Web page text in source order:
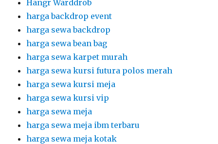
harga sewa misty cool
harga sewa misty fan
harga sewa panggung
harga sewa sofa oval
harga sewa tenda
https://suryajaya.top/2024/12/06/sewa-kursi-
crossback-harga-promo-akhir-tahun-area-
jakarta/
https://suryajaya.in/2024/09/10/sewa-air-
cooler-dan-misty-fan-loww-watt-area-